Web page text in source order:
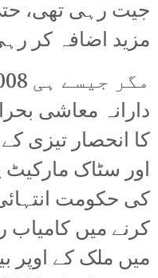
جیت رہی تھی،
مزید اضافہ کر
دارانہ معاشی
کا انحصار تیزی
اور سٹاک مارکیٹ
کی حکومت
کرنے میں
میں ملک کے اوپر